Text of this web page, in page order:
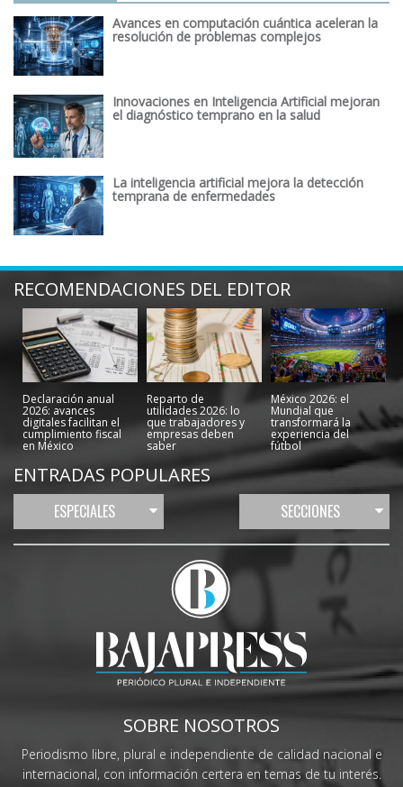
Avances en computación cuántica aceleran la
resolución de problemas complejos
Innovaciones en Inteligencia Artificial mejoran
el diagnóstico temprano en la salud
La inteligencia artificial mejora la detección
temprana de enfermedades
RECOMENDACIONES DEL EDITOR
Declaración anual
2026: avances
digitales facilitan el
cumplimiento fiscal
en México
Reparto de
utilidades 2026: lo
que trabajadores y
empresas deben
saber
México 2026: el
Mundial que
transformará la
experiencia del
fútbol
ENTRADAS POPULARES
ESPECIALES SECCIONES
SOBRE NOSOTROS
Periodismo libre, plural e independiente de calidad nacional e
internacional, con información certera en temas de tu interés.